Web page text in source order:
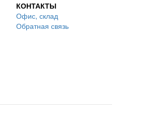
КОНТАКТЫ
Офис, склад
Обратная связь